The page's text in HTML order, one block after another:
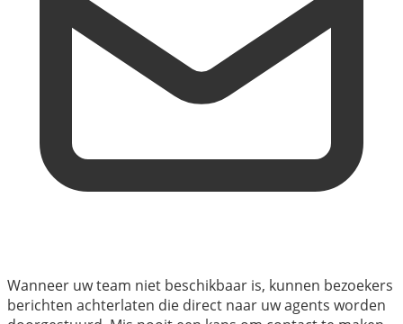
Wanneer uw team niet beschikbaar is, kunnen bezoekers
berichten achterlaten die direct naar uw agents worden